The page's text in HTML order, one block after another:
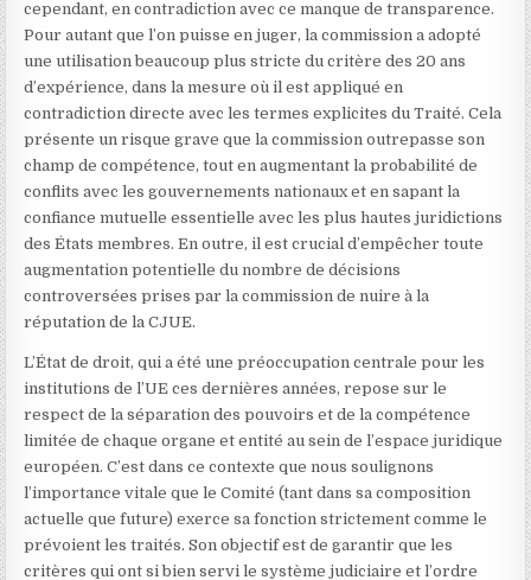
cependant, en contradiction avec ce manque de transparence.
Pour autant que l’on puisse en juger, la commission a adopté
une utilisation beaucoup plus stricte du critère des 20 ans
d’expérience, dans la mesure où il est appliqué en
contradiction directe avec les termes explicites du Traité. Cela
présente un risque grave que la commission outrepasse son
champ de compétence, tout en augmentant la probabilité de
conflits avec les gouvernements nationaux et en sapant la
confiance mutuelle essentielle avec les plus hautes juridictions
des États membres. En outre, il est crucial d’empêcher toute
augmentation potentielle du nombre de décisions
controversées prises par la commission de nuire à la
réputation de la CJUE.
L’État de droit, qui a été une préoccupation centrale pour les
institutions de l’UE ces dernières années, repose sur le
respect de la séparation des pouvoirs et de la compétence
limitée de chaque organe et entité au sein de l’espace juridique
européen. C’est dans ce contexte que nous soulignons
l’importance vitale que le Comité (tant dans sa composition
actuelle que future) exerce sa fonction strictement comme le
prévoient les traités. Son objectif est de garantir que les
critères qui ont si bien servi le système judiciaire et l’ordre